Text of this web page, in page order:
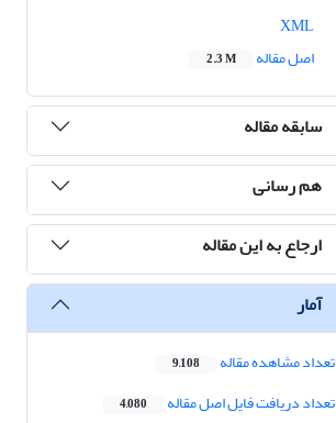
اصل مقاله
2.3 M
سابقه مقاله
هم رسانی
ارجاع به این مقاله
آمار
تعداد مشاهده مقاله 9,108
تعداد دریافت فایل اصل مقاله 4,080